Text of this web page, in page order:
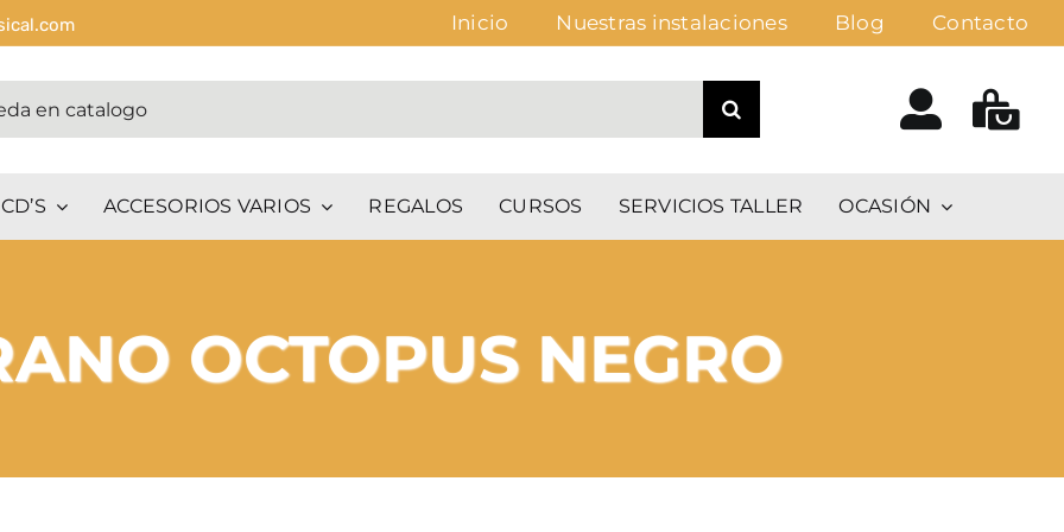
Inicio Nuestras instalaciones Blog Contacto
ACCESORIOS VARIOS REGALOS CURSOS SERVICIOS TALLER OCASIÓN
OCTOPUS NEGRO